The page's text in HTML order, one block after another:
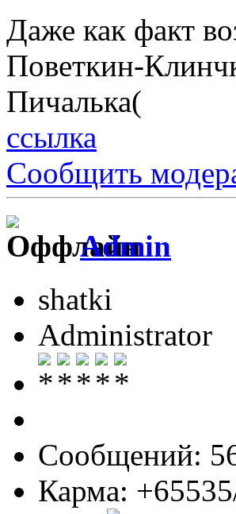
Даже как факт
Поветкин-
Пичалька(
ссылка
Сообщить
Admin
shatki
Administrator
Сообщений:
Карма: